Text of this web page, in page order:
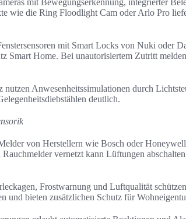
mit Bewegungserkennung, integrierter
wie die Ring Floodlight Cam oder Arlo Pro
mit Smart Locks von Nuki oder
Smart Home. Bei unautorisiertem Zutritt
nutzen Anwesenheitssimulationen durch
deutlich.
von Herstellern wie Bosch oder
vernetzt kann Lüftungen
Frostwarnung und Luftqualität
und bieten zusätzlichen Schutz für